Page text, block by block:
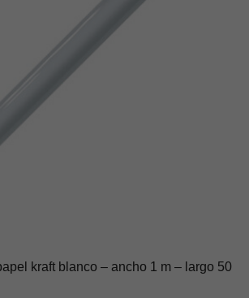
kraft blanco – ancho 1 m – largo 50